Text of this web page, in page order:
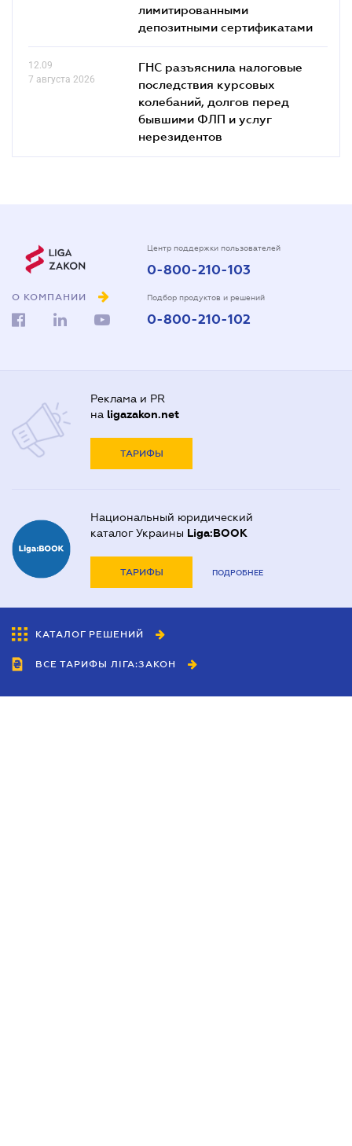
лимитированными
депозитными сертификатами
12.09
7 августа 2026
ГНС разъяснила налоговые
последствия курсовых
колебаний, долгов перед
бывшими ФЛП и услуг
нерезидентов
О КОМПАНИИ
Центр поддержки пользователей
0-800-210-103
Подбор продуктов и решений
0-800-210-102
Реклама и PR
на ligazakon.net
ТАРИФЫ
Национальный юридический
каталог Украины Liga:BOOK
ТАРИФЫ ПОДРОБНЕЕ
КАТАЛОГ РЕШЕНИЙ
ВСЕ ТАРИФЫ ЛІГА:ЗАКОН